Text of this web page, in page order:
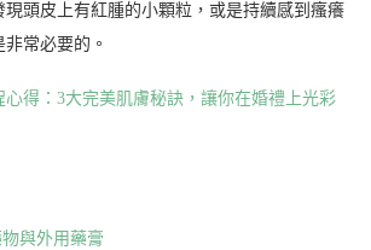
現頭皮上有紅腫的小顆粒，或是持續感到瘙癢
常必要的。
心得：3大完美肌膚秘訣，讓你在婚禮上光彩
與外用藥膏